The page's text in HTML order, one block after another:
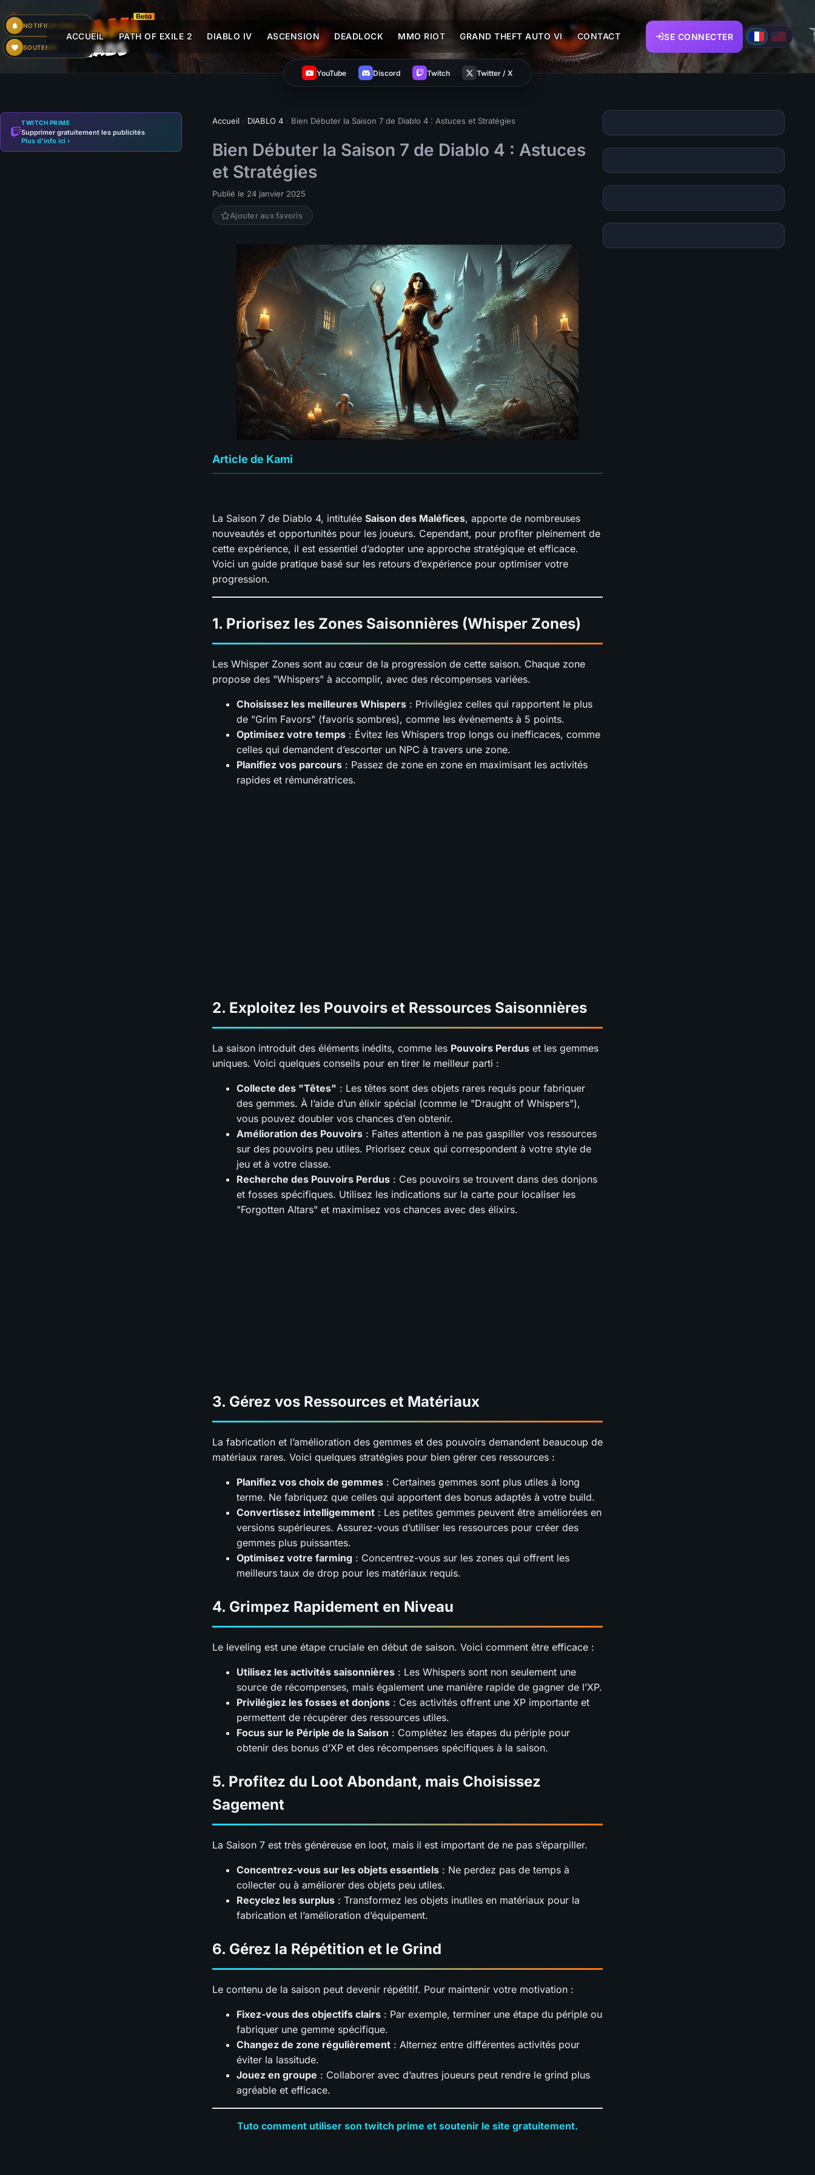
NOTIFICATIONS
SOUTENIR
ACCUEIL PATH OF EXILE 2 DIABLO IV ASCENSION DEADLOCK MMO RIOT GRAND THEFT AUTO VI CONTACT SE CONNECTER
YouTube Discord Twitch Twitter / X
Accueil › DIABLO 4 › Bien Débuter la Saison 7 de Diablo 4 : Astuces et Stratégies
Bien Débuter la Saison 7 de Diablo 4 : Astuces
et Stratégies
Publié le 24 janvier 2025
Ajouter aux favoris
Article de Kami
La Saison 7 de Diablo 4, intitulée Saison des Maléfices, apporte de nombreuses
nouveautés et opportunités pour les joueurs. Cependant, pour profiter pleinement de
cette expérience, il est essentiel d’adopter une approche stratégique et efficace.
Voici un guide pratique basé sur les retours d’expérience pour optimiser votre
progression.
1. Priorisez les Zones Saisonnières (Whisper Zones)
Les Whisper Zones sont au cœur de la progression de cette saison. Chaque zone
propose des "Whispers" à accomplir, avec des récompenses variées.
Choisissez les meilleures Whispers : Privilégiez celles qui rapportent le plus
de "Grim Favors" (favoris sombres), comme les événements à 5 points.
Optimisez votre temps : Évitez les Whispers trop longs ou inefficaces, comme
celles qui demandent d’escorter un NPC à travers une zone.
Planifiez vos parcours : Passez de zone en zone en maximisant les activités
rapides et rémunératrices.
2. Exploitez les Pouvoirs et Ressources Saisonnières
La saison introduit des éléments inédits, comme les Pouvoirs Perdus et les gemmes
uniques. Voici quelques conseils pour en tirer le meilleur parti :
Collecte des "Têtes" : Les têtes sont des objets rares requis pour fabriquer
des gemmes. À l’aide d’un élixir spécial (comme le "Draught of Whispers"),
vous pouvez doubler vos chances d’en obtenir.
Amélioration des Pouvoirs : Faites attention à ne pas gaspiller vos ressources
sur des pouvoirs peu utiles. Priorisez ceux qui correspondent à votre style de
jeu et à votre classe.
Recherche des Pouvoirs Perdus : Ces pouvoirs se trouvent dans des donjons
et fosses spécifiques. Utilisez les indications sur la carte pour localiser les
"Forgotten Altars" et maximisez vos chances avec des élixirs.
3. Gérez vos Ressources et Matériaux
La fabrication et l’amélioration des gemmes et des pouvoirs demandent beaucoup de
matériaux rares. Voici quelques stratégies pour bien gérer ces ressources :
Planifiez vos choix de gemmes : Certaines gemmes sont plus utiles à long
terme. Ne fabriquez que celles qui apportent des bonus adaptés à votre build.
Convertissez intelligemment : Les petites gemmes peuvent être améliorées en
versions supérieures. Assurez-vous d’utiliser les ressources pour créer des
gemmes plus puissantes.
Optimisez votre farming : Concentrez-vous sur les zones qui offrent les
meilleurs taux de drop pour les matériaux requis.
4. Grimpez Rapidement en Niveau
Le leveling est une étape cruciale en début de saison. Voici comment être efficace :
Utilisez les activités saisonnières : Les Whispers sont non seulement une
source de récompenses, mais également une manière rapide de gagner de l’XP.
Privilégiez les fosses et donjons : Ces activités offrent une XP importante et
permettent de récupérer des ressources utiles.
Focus sur le Périple de la Saison : Complétez les étapes du périple pour
obtenir des bonus d’XP et des récompenses spécifiques à la saison.
5. Profitez du Loot Abondant, mais Choisissez
Sagement
La Saison 7 est très généreuse en loot, mais il est important de ne pas s’éparpiller.
Concentrez-vous sur les objets essentiels : Ne perdez pas de temps à
collecter ou à améliorer des objets peu utiles.
Recyclez les surplus : Transformez les objets inutiles en matériaux pour la
fabrication et l’amélioration d’équipement.
6. Gérez la Répétition et le Grind
Le contenu de la saison peut devenir répétitif. Pour maintenir votre motivation :
Fixez-vous des objectifs clairs : Par exemple, terminer une étape du périple ou
fabriquer une gemme spécifique.
Changez de zone régulièrement : Alternez entre différentes activités pour
éviter la lassitude.
Jouez en groupe : Collaborer avec d’autres joueurs peut rendre le grind plus
agréable et efficace.
Tuto comment utiliser son twitch prime et soutenir le site gratuitement.
TWITCH PRIME
Supprimer gratuitement les publicités
Plus d'info ici ›